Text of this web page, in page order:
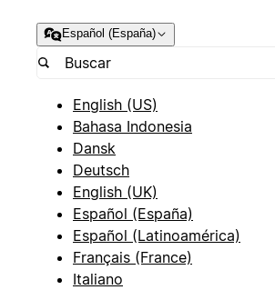
Español (España)
English (US)
Bahasa Indonesia
Dansk
Deutsch
English (UK)
Español (España)
Español (Latinoamérica)
Français (France)
Italiano